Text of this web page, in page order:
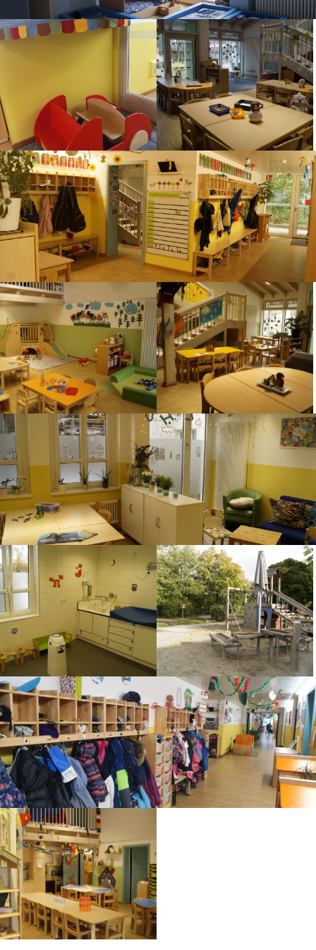
15.00 - 15.30 Uhr Gemeinsame Brotzeit
15.30 – 16.00 Uhr Pädagogische Angebote und
Freispiel drinnen und draußen
16.00 - 17.00 Uhr Spätdienst in 2
Kindergartengruppen (je nach Anmeldezahlen)
Tagesablauf im Hort
11.15 Uhr Unterrichtsende. Die ersten Klassen
werden vom Hortpersonal abgeholt
11.30 Uhr Möglichkeit zum Hausaufgaben
machen oder Freispielzeit
13.00 Uhr Unterrichtsende der letzten Kinder
Es gibt drei Mittagessenszeiten - die erste ist ab
11.45 Uhr, die zweite um
ca. 12.30 Uhr und die dritte gegen 13.15 Uhr,
nach Ankunft der letzten Kinder.
Nach dem Mittaqessen bis hin zur
Hausaufgabenzeit findet die individuelle
Freispielzeit statt.
12.30 - 15.00 Uhr Betreute Hausaufgabenzeit in
unseren beiden Hausaufgabenräumen in drei
Gruppen
Ab 15.00 Uhr Freiwillige Hausaufgabenzeit der
Kinder
Ab 14.30 bieten wir die Brotzeit in Buffetform an
15.00 - 17.00 Uhr Freispiel der Kinder und
Arbeiten mit den Kindern in AGs
Gebührenermäßigung von 25% gewährt, soweit
die Gebühren nicht vom Landratsamt
übernommen werden. Geschwisterkinder
erhalten eine Ermäßigung von 50%, soweit diese
nicht vom Landratsamt übernommen wird.